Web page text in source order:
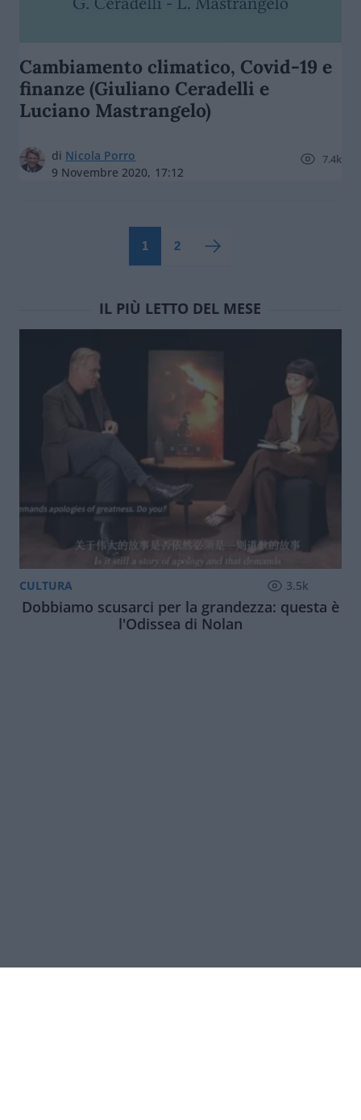
Cambiamento climatico, Covid-19 e
finanze (Giuliano Ceradelli e
Luciano Mastrangelo)
di Nicola Porro
9 Novembre 2020, 17:12
7.4k
1 2
IL PIÙ LETTO DEL MESE
CULTURA 3.5k
Dobbiamo scusarci per la grandezza: questa è
l'Odissea di Nolan